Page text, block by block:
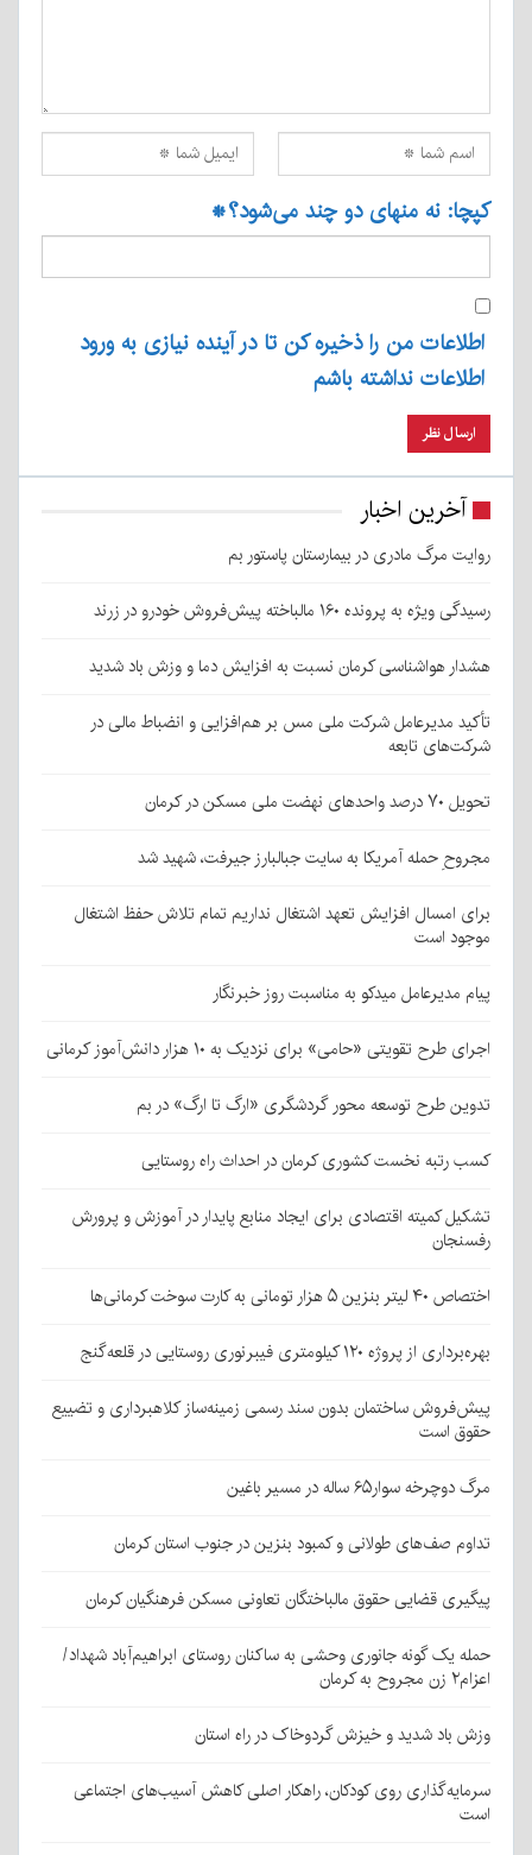
کپچا: نه منهای دو چند می‌شود؟*
اطلاعات من را ذخیره کن تا در آینده نیازی به ورود
اطلاعات نداشته باشم
آخرین اخبار
روایت مرگ مادری در بیمارستان پاستور بم
رسیدگی ویژه به پرونده ۱۶۰ مالباخته پیش‌فروش خودرو در زرند
هشدار هواشناسی کرمان نسبت به افزایش دما و وزش باد شدید
تأکید مدیرعامل شرکت ملی مس بر هم‌افزایی و انضباط مالی در
شرکت‌های تابعه
تحویل ۷۰ درصد واحدهای نهضت ملی مسکن در کرمان
مجروحِ حمله آمریکا به سایت جبالبارز جیرفت، شهید شد
برای امسال افزایش تعهد اشتغال نداریم تمام تلاش حفظ اشتغال
موجود است
پیام مدیرعامل میدکو به مناسبت روز خبرنگار
اجرای طرح تقویتی «حامی» برای نزدیک به ۱۰ هزار دانش‌آموز کرمانی
تدوین طرح توسعه محور گردشگری «ارگ تا ارگ» در بم
کسب رتبه نخست کشوری کرمان در احداث راه روستایی
تشکیل کمیته اقتصادی برای ایجاد منابع پایدار در آموزش و پرورش
رفسنجان
اختصاص ۴۰ لیتر بنزین ۵ هزار تومانی به کارت سوخت کرمانی‌ها
بهره‌برداری از پروژه ۱۲۰ کیلومتری فیبرنوری روستایی در قلعه‌گنج
پیش‌فروش ساختمان بدون سند رسمی زمینه‌ساز کلاهبرداری و تضییع
حقوق است
مرگ دوچرخه سوار۶۵ ساله در مسیر باغین
تداوم صف‌های طولانی و کمبود بنزین در جنوب استان کرمان
پیگیری قضایی حقوق مالباختگان تعاونی مسکن فرهنگیان کرمان
حمله یک گونه جانوری وحشی به ساکنان روستای ابراهیم‌آباد شهداد/
اعزام۲ زن مجروح به کرمان
وزش باد شدید و خیزش گردوخاک در راه استان
سرمایه‌گذاری روی کودکان، راهکار اصلی کاهش آسیب‌های اجتماعی
است